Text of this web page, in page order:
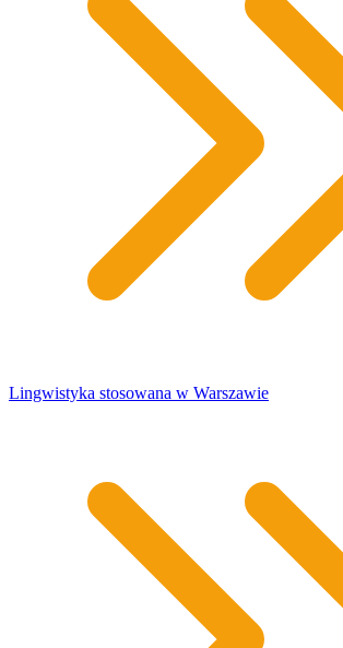
Lingwistyka stosowana w Warszawie